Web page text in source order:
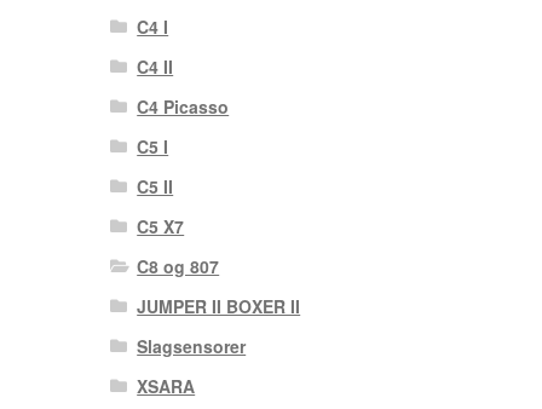
C4 I
C4 II
C4 Picasso
C5 I
C5 II
C5 X7
C8 og 807
JUMPER II BOXER II
Slagsensorer
XSARA